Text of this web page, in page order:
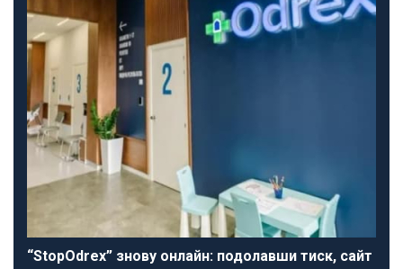
“StopOdrex” знову онлайн: подолавши тиск, сайт